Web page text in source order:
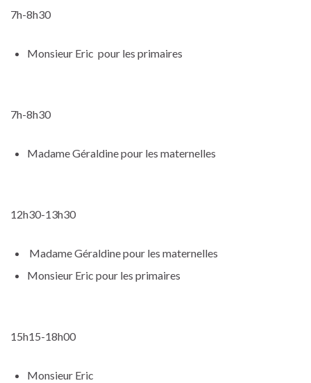
7h-8h30
Monsieur Eric pour les primaires
7h-8h30
Madame Géraldine pour les maternelles
12h30-13h30
Madame Géraldine pour les maternelles
Monsieur Eric pour les primaires
15h15-18h00
Monsieur Eric